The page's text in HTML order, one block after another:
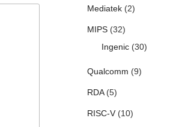
Mediatek(2)
MIPS(32)
Ingenic(30)
Qualcomm (9)
RDA(5)
RISC-V(10)